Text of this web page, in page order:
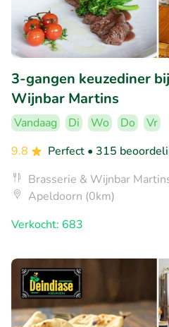
3-gangen keuzediner
Wijnbar Martins
Vandaag Di Wo Do
Vr
9.8
Perfect • 315
Brasserie & Wijnbar
Apeldoorn (0km)
Verkocht: 683